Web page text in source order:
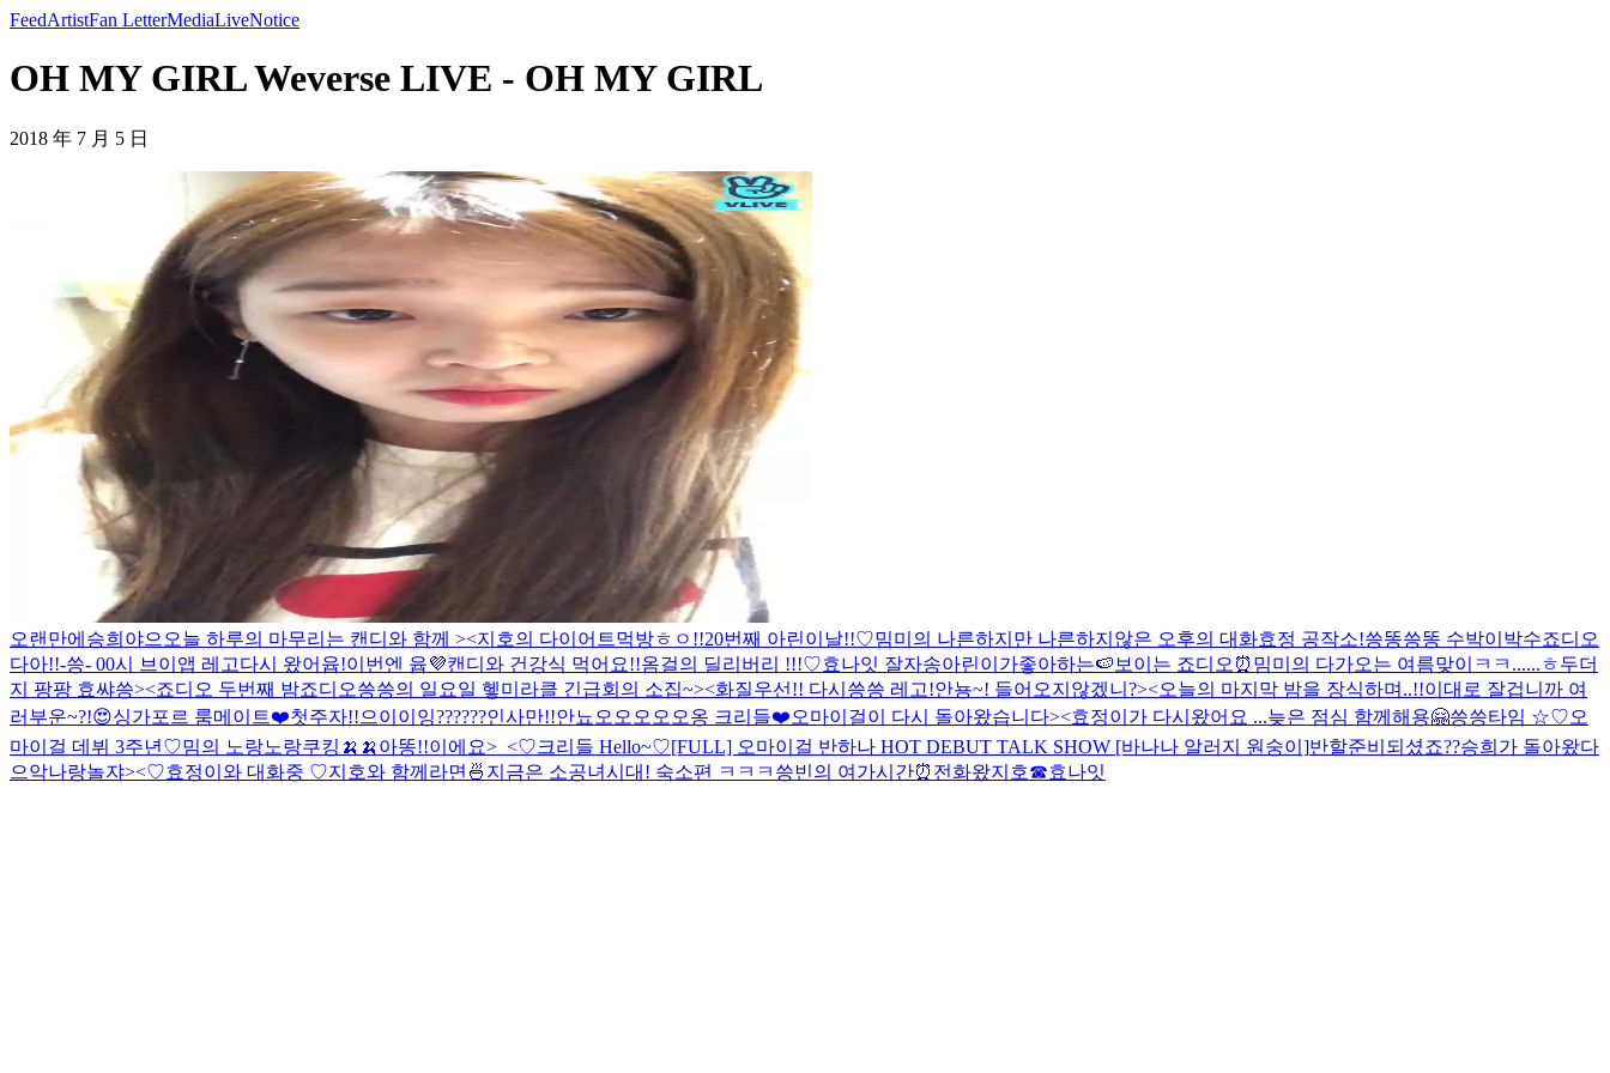
FeedArtistFan LetterMediaLiveNotice
OH MY GIRL Weverse LIVE - OH MY GIRL
2018 年 7 月 5 日
오랜만에승희야으 오늘 하루의 마무리는 캔디와 함께 ><지호의 다이어트먹방ㅎㅇ!!20번째 아린이날!!♡밈미의 나른하지만 나른하지않은 오후의 대화효정 공작소!씅똥씅똥 수박이박수죠디오
다아!!-씅- 00시 브이앱 레고다시 왔어윱!이번엔 윱💜캔디와 건강식 먹어요!!옴걸의 딜리버리 !!!♡효나잇 잘자송아린이가좋아하는🍉 보이는 죠디오⏰ 밈미의 다가오는 여름맞이ㅋㅋ......ㅎ두더
지 팡팡 효쌰씅><죠디오 두번째 밤죠디오씅씅의 일요일 헿미라클 긴급회의 소집~><화질우선!! 다시씅씅 레고!안뇽~! 들어오지않겠니?><오늘의 마지막 밤을 장식하며..!!이대로 잘겁니까 여
러부운~?!😍싱가포르 룸메이트❤️첫주자!!으이이잉??????인사만!!안뇨오오오오오옹 크리들❤️오마이걸이 다시 돌아왔습니다><효정이가 다시왔어요 ...늦은 점심 함께해용🤗씅씅타임 ☆♡오
마이걸 데뷔 3주년♡밈의 노랑노랑쿠킹🍌🍌 아똥!!이에요>_<♡크리들 Hello~♡[FULL] 오마이걸 반하나 HOT DEBUT TALK SHOW [바나나 알러지 원숭이]반할준비되셨죠??승희가 돌아왔다
으악나랑놀쟈><♡효정이와 대화중 ♡지호와 함께라면🍜 지금은 소공녀시대! 숙소편 ㅋㅋㅋ 씅빈의 여가시간⏰ 전화왔지호☎효나잇